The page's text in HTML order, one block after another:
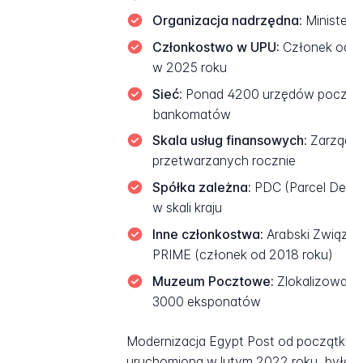
Organizacja nadrzędna:
Członkostwo w UPU: Członek
w 2025 roku
Sieć: Ponad 4200 urzędów
bankomatów
Skala usług finansowych:
przetwarzanych rocznie
Spółka zależna: PDC (Parcel
w skali kraju
Inne członkostwa: Arabski
PRIME (członek od 2018 roku)
Muzeum Pocztowe:
3000 eksponatów
Modernizacja Egypt Post od